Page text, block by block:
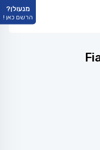
מנעולן?
הרשם כאן !